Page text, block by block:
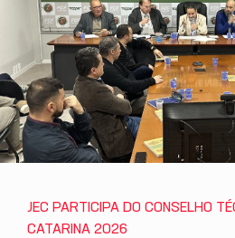
JEC PARTICIPA DO CONSELHO
CATARINA 2026